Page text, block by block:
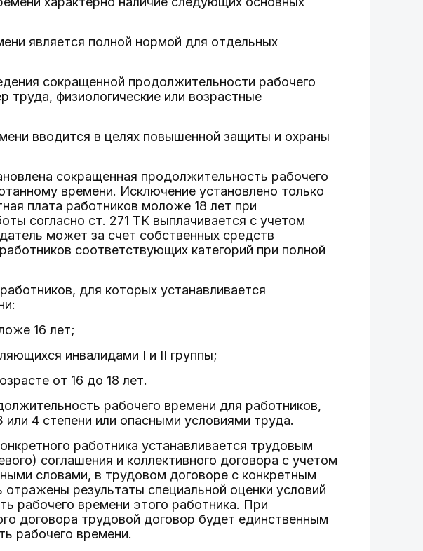
является полной нормой для отдельных
сокращенной продолжительности рабочего
труда, физиологические или возрастные
вводится в целях повышенной защиты и охраны
сокращенная продолжительность рабочего
времени. Исключение установлено только
плата работников моложе 18 лет при
согласно ст. 271 ТК выплачивается с учетом
может за счет собственных средств
соответствующих категорий при полной
для которых устанавливается
16 лет;
инвалидами I и II группы;
от 16 до 18 лет.
рабочего времени для работников,
4 степени или опасными условиями труда.
работника устанавливается трудовым
соглашения и коллективного договора с учетом
словами, в трудовом договоре с конкретным
результаты специальной оценки условий
рабочего времени этого работника. При
договора трудовой договор будет единственным
рабочего времени.